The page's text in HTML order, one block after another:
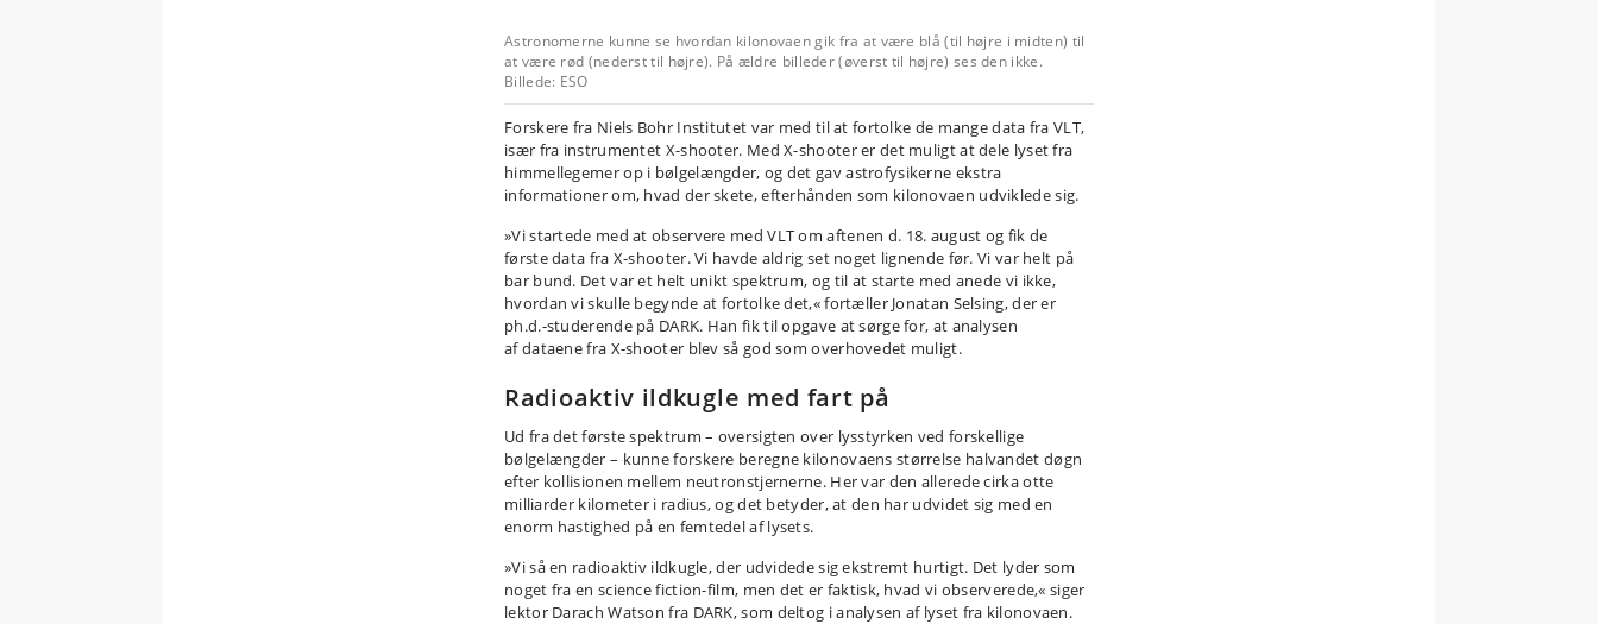
Astronomerne kunne se hvordan kilonovaen gik fra at være blå (til højre i midten) til
at være rød (nederst til højre). På ældre billeder (øverst til højre) ses den ikke.
Billede: ESO
Forskere fra Niels Bohr Institutet var med til at fortolke de mange data fra VLT,
især fra instrumentet X-shooter. Med X-shooter er det muligt at dele lyset fra
himmellegemer op i bølgelængder, og det gav astrofysikerne ekstra
informationer om, hvad der skete, efterhånden som kilonovaen udviklede sig.
»Vi startede med at observere med VLT om aftenen d. 18. august og fik de
første data fra X-shooter. Vi havde aldrig set noget lignende før. Vi var helt på
bar bund. Det var et helt unikt spektrum, og til at starte med anede vi ikke,
hvordan vi skulle begynde at fortolke det,« fortæller Jonatan Selsing, der er
ph.d.-studerende på DARK. Han fik til opgave at sørge for, at analysen
af dataene fra X-shooter blev så god som overhovedet muligt.
Radioaktiv ildkugle med fart på
Ud fra det første spektrum – oversigten over lysstyrken ved forskellige
bølgelængder – kunne forskere beregne kilonovaens størrelse halvandet døgn
efter kollisionen mellem neutronstjernerne. Her var den allerede cirka otte
milliarder kilometer i radius, og det betyder, at den har udvidet sig med en
enorm hastighed på en femtedel af lysets.
»Vi så en radioaktiv ildkugle, der udvidede sig ekstremt hurtigt. Det lyder som
noget fra en science fiction-film, men det er faktisk, hvad vi observerede,« siger
lektor Darach Watson fra DARK, som deltog i analysen af lyset fra kilonovaen.